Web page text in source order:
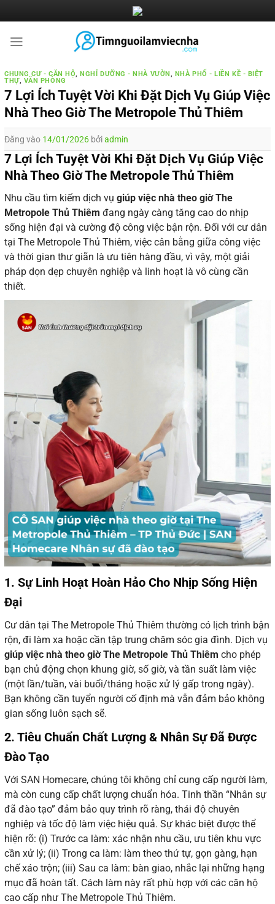
qua
nội
CHUNG CƯ - CĂN HỘ,NGHỈ DƯỠNG - NHÀ VƯỜN, NHÀ PHỐ - LIỀN KỀ - BIỆT
THỰ, VĂN PHÒNG
7 Lợi Ích Tuyệt Vời Khi Đặt Dịch Vụ Giúp Việc
Nhà Theo Giờ The Metropole Thủ Thiêm
Đăng vào 14/01/2026 bởiadmin
7 Lợi Ích Tuyệt Vời Khi Đặt Dịch Vụ Giúp Việc
Nhà Theo Giờ The Metropole Thủ Thiêm
Nhu cầu tìm kiếm dịch vụ giúp việc nhà theo giờ The
Metropole Thủ Thiêm đang ngày càng tăng cao do nhịp
sống hiện đại và cường độ công việc bận rộn. Đối với cư dân
tại The Metropole Thủ Thiêm, việc cân bằng giữa công việc
và thời gian thư giãn là ưu tiên hàng đầu, vì vậy, một giải
pháp dọn dẹp chuyên nghiệp và linh hoạt là vô cùng cần
thiết.
1. Sự Linh Hoạt Hoàn Hảo Cho Nhịp Sống Hiện
Đại
Cư dân tại The Metropole Thủ Thiêm thường có lịch trình bận
rộn, đi làm xa hoặc cần tập trung chăm sóc gia đình. Dịch vụ
giúp việc nhà theo giờ The Metropole Thủ Thiêm cho phép
bạn chủ động chọn khung giờ, số giờ, và tần suất làm việc
(một lần/tuần, vài buổi/tháng hoặc xử lý gấp trong ngày).
Bạn không cần tuyển người cố định mà vẫn đảm bảo không
gian sống luôn sạch sẽ.
2. Tiêu Chuẩn Chất Lượng & Nhân Sự Đã Được
Đào Tạo
Với SAN Homecare, chúng tôi không chỉ cung cấp người làm,
mà còn cung cấp chất lượng chuẩn hóa. Tinh thần “Nhân sự
đã đào tạo” đảm bảo quy trình rõ ràng, thái độ chuyên
nghiệp và tốc độ làm việc hiệu quả. Sự khác biệt được thể
hiện rõ: (i) Trước ca làm: xác nhận nhu cầu, ưu tiên khu vực
cần xử lý; (ii) Trong ca làm: làm theo thứ tự, gọn gàng, hạn
chế xáo trộn; (iii) Sau ca làm: bàn giao, nhắc lại những hạng
mục đã hoàn tất. Cách làm này rất phù hợp với các căn hộ
cao cấp như The Metropole Thủ Thiêm.